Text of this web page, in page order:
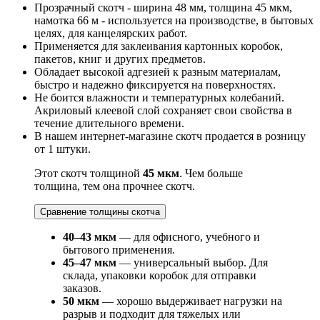
Прозрачный скотч - ширина 48 мм, толщина 45 мкм,
намотка 66 м - используется на производстве, в бытовых
целях, для канцелярских работ.
Применяется для заклеивания картонных коробок,
пакетов, книг и других предметов.
Обладает высокой адгезией к разным материалам,
быстро и надежно фиксируется на поверхностях.
Не боится влажности и температурных колебаний.
Акриловый клеевой слой сохраняет свои свойства в
течение длительного времени.
В нашем интернет-магазине скотч продается в розницу
от 1 штуки.
Этот скотч толщиной 45 мкм. Чем больше
толщина, тем она прочнее скотч.
Сравнение толщины скотча
40–43 мкм — для офисного, учебного и
бытового применения.
45–47 мкм — универсальный выбор. Для
склада, упаковки коробок для отправки
заказов.
50 мкм — хорошо выдерживает нагрузки на
разрыв и подходит для тяжелых или